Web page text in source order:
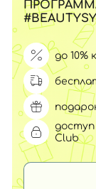
до 10%
доступ
Club